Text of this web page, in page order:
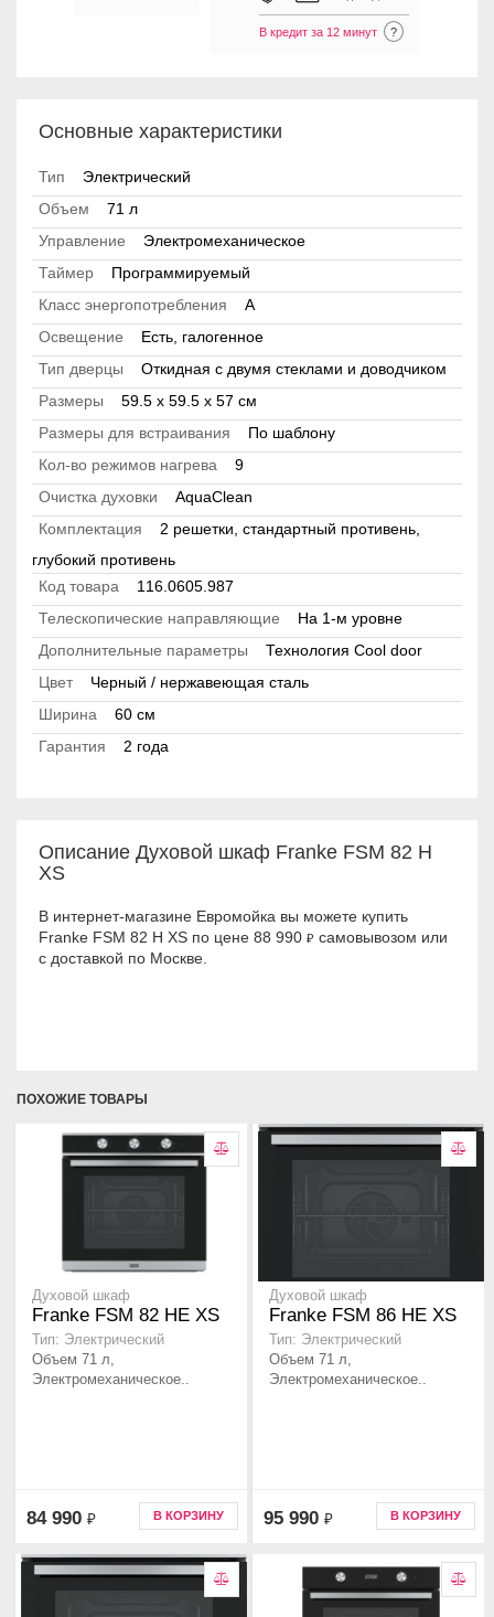
В кредит за 12 минут ?
Основные характеристики
Тип
Электрический
Объем
71 л
Управление
Электромеханическое
Таймер
Программируемый
Класс энергопотребления
А
Освещение
Есть, галогенное
Тип дверцы
Откидная с двумя стеклами и доводчиком
Размеры
59.5 х 59.5 x 57 см
Размеры для встраивания
По шаблону
Кол-во режимов нагрева
9
Очистка духовки
AquaClean
Комплектация
2 решетки, стандартный противень,
глубокий противень
Код товара
116.0605.987
Телескопические направляющие
На 1-м уровне
Дополнительные параметры
Технология Cool door
Цвет
Черный / нержавеющая сталь
Ширина
60 см
Гарантия
2 года
Описание Духовой шкаф Franke FSM 82 H
XS
В интернет-магазине Евромойка вы можете купить
Franke FSM 82 H XS по цене 88 990 ₽ самовывозом или
с доставкой по Москве.
ПОХОЖИЕ ТОВАРЫ
Духовой шкаф
Franke FSM 82 HE XS
Тип: Электрический
Объем 71 л,
Электромеханическое..
84 990 ₽ В КОРЗИНУ
Духовой шкаф
Franke FSM 86 НE XS
Тип: Электрический
Объем 71 л,
Электромеханическое..
95 990 ₽ В КОРЗИНУ